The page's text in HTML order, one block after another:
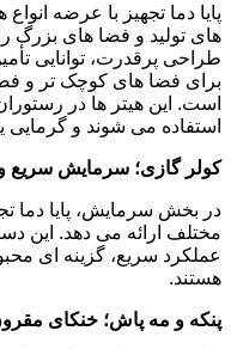
پایا دما تجهیز با عرضه
‌های تولید و فضا های بزرگ
طراحی پرقدرت، توانایی
برای فضا های کوچک ‌تر و
است. این هیتر ها در
استفاده می ‌شوند و گرمایی
کولر گازی؛ سرمایش سریع و
در بخش سرمایش، پایا دما
مختلف ارائه می ‌دهد. این
عملکرد سریع، گزینه ‌ای
هستند.
پنکه و مه‌ پاش؛ خنکای